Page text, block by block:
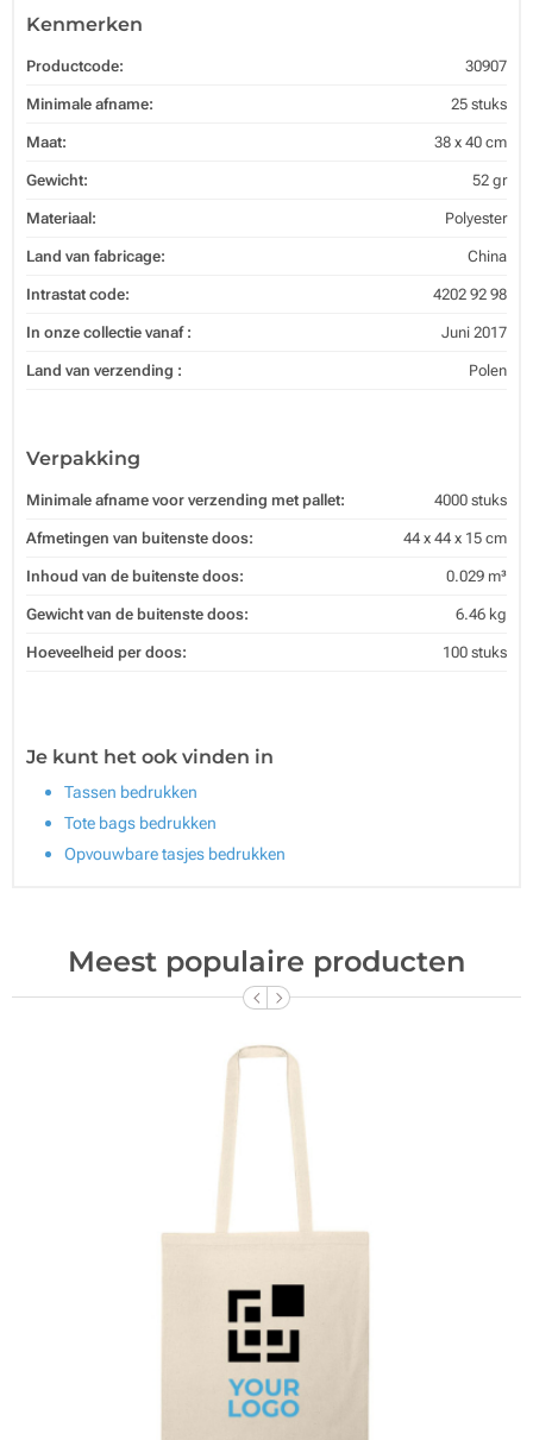
Kenmerken
Productcode: 30907
Minimale afname: 25 stuks
Maat: 38 x 40 cm
Gewicht: 52 gr
Materiaal: Polyester
Land van fabricage: China
Intrastat code: 4202 92 98
In onze collectie vanaf : Juni 2017
Land van verzending : Polen
Verpakking
Minimale afname voor verzending met pallet: 4000 stuks
Afmetingen van buitenste doos: 44 x 44 x 15 cm
Inhoud van de buitenste doos: 0.029 m³
Gewicht van de buitenste doos: 6.46 kg
Hoeveelheid per doos: 100 stuks
Je kunt het ook vinden in
Tassen bedrukken
Tote bags bedrukken
Opvouwbare tasjes bedrukken
Meest populaire producten